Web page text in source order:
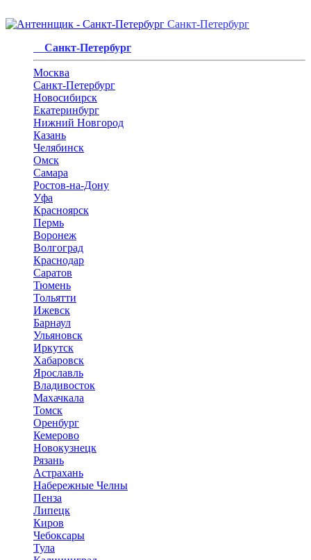
Санкт-Петербург
Санкт-Петербург
Москва
Санкт-Петербург
Новосибирск
Екатеринбург
Нижний Новгород
Казань
Челябинск
Омск
Самара
Ростов-на-Дону
Уфа
Красноярск
Пермь
Воронеж
Волгоград
Краснодар
Саратов
Тюмень
Тольятти
Ижевск
Барнаул
Ульяновск
Иркутск
Хабаровск
Ярославль
Владивосток
Махачкала
Томск
Оренбург
Кемерово
Новокузнецк
Рязань
Астрахань
Набережные Челны
Пенза
Липецк
Киров
Чебоксары
Тула